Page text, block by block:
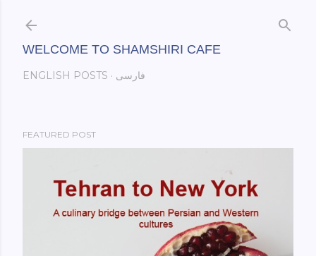
WELCOME TO SHAMSHIRI CAFE
ENGLISH POSTS فارسی
FEATURED POST